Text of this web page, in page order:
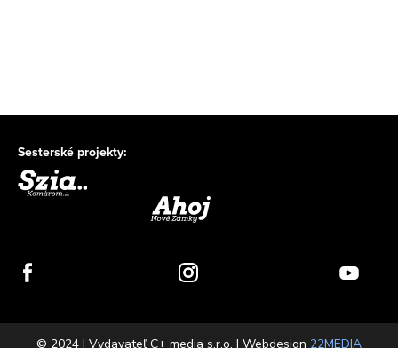
Sesterské projekty:
© 2024 | Vydavateľ C+ media s.r.o. | Webdesign 22MEDIA